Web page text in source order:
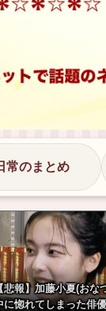
常のまとめ
悲報】加藤小夏(おな
に惚れてしまった俳